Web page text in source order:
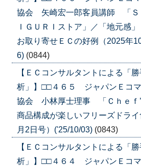
協会 矢崎宏一郎客員講師 「Ｓ
ＩＧＵＲＩストア」／「地元感」
お取り寄せＥＣの好例（2025年
6) (0844)
【ＥＣコンサルタントによる「
析」】□□４６５ ジャパンＥコマ
協会 小林厚士理事 「Ｃｈｅｆ
商品構成が楽しいフリーズドラ
月2日号）('25/10/03) (0843)
【ＥＣコンサルタントによる「
析」】□□４６４ ジャパンＥコマ